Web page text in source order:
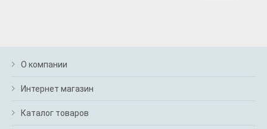
О компании
Интернет магазин
Каталог товаров